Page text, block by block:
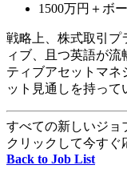
1500万円＋ボ
戦略上、株式取引プ
ィブ、且つ英語が
ティブアセットマネ
ット見通しを持って
すべての新しいジョ
クリックして今すぐ
Back to Job List